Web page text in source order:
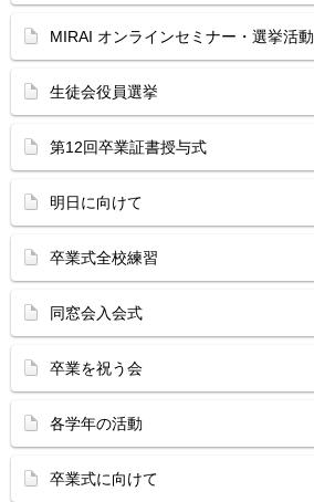
MIRAI オンラインセミナー・選挙活動
生徒会役員選挙
第12回卒業証書授与式
明日に向けて
卒業式全校練習
同窓会入会式
卒業を祝う会
各学年の活動
卒業式に向けて